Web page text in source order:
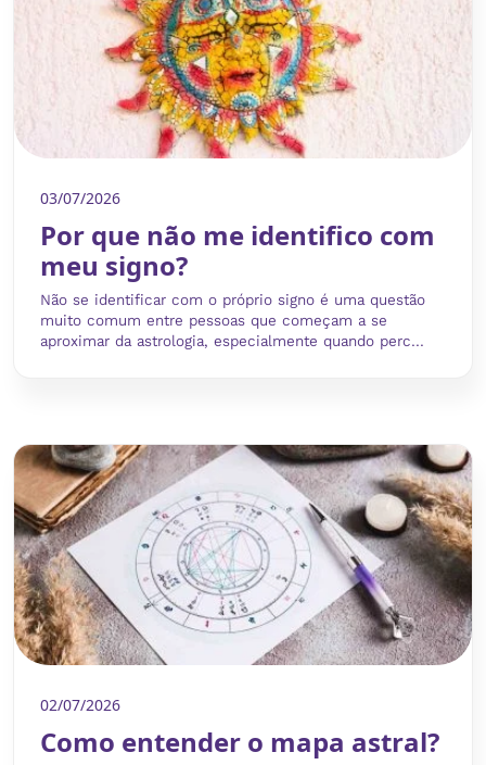
03/07/2026
Por que não me identifico com
meu signo?
Não se identificar com o próprio signo é uma questão
muito comum entre pessoas que começam a se
aproximar da astrologia, especialmente quando perc...
02/07/2026
Como entender o mapa astral?